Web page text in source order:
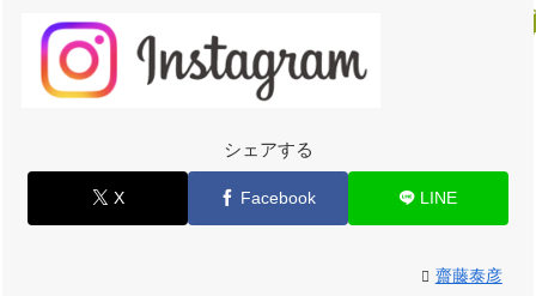
シェアする
X Facebook LINE
齋藤泰彦